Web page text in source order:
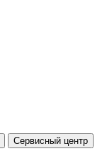
Сервисный центр